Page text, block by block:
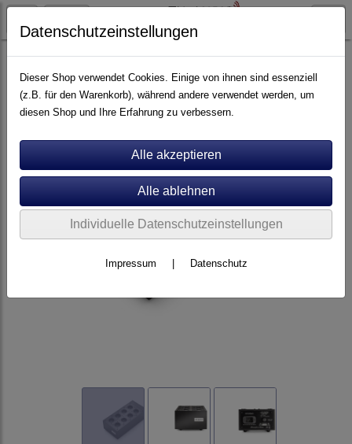
Stromversorgung
Datenschutzeinstellungen
Dieser Shop verwendet Cookies. Einige von ihnen sind essenziell
(z.B. für den Warenkorb), während andere verwendet werden, um
diesen Shop und Ihre Erfahrung zu verbessern.
Individuelle Datenschutzeinstellungen
Impressum Datenschutz